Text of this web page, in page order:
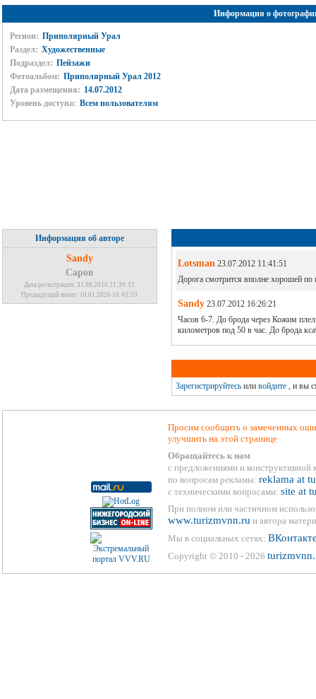
Информация о
Регион: Приполярный Урал
Раздел: Художественные
Подраздел: Пейзажи
Фотоальбом: Приполярный Урал 2012
Дата размещения: 14.07.2012
Уровень доступа: Всем пользователям
Информация об авторе
Sandy
Саров
Дата регистрации: 31.08.2010 21:39:12
Предыдущий визит: 10.01.2026 16:43:33
Lotsman23.07.2012 11:41:51
Дорога смотрится вполне хорошей по
Sandy23.07.2012 16:26:21
Часов 6-7. До брода через Кожим
километров под 50 в час. До брода
Зарегистрируйтесьили войдите, и вы
Просим сообщить о замеченных
улучшить на этой странице
Обращайтесь к нам
с предложениями и конструктивной
по вопросам рекламы: reklama at
с техническими вопросами: site at
При полном или частичном
www.turizmvnn.ru и автора
Мы в социальных сетях:
Copyright © 2010 - 2026